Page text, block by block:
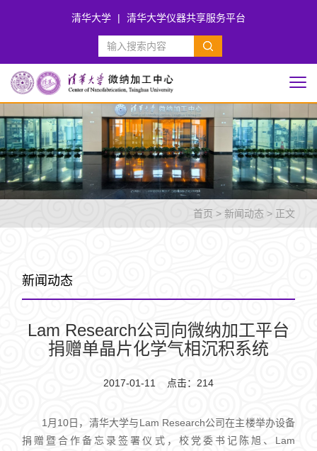
清华大学 | 清华大学仪器共享服务平台
首页 >新闻动态 > 正文
新闻动态
Lam Research公司向微纳加工平台
捐赠单晶片化学气相沉积系统
2017-01-11 点击： 214
1月10日，清华大学与Lam Research公司在主楼举办设备
捐赠暨合作备忘录签署仪式，校党委书记陈旭、Lam